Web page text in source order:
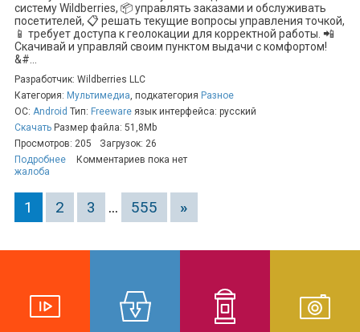
систему Wildberries, 📦 управлять заказами и обслуживать
посетителей, 📋 решать текущие вопросы управления точкой,
📱 требует доступа к геолокации для корректной работы. 📲
Скачивай и управляй своим пунктом выдачи с комфортом!
&#...
Разработчик: Wildberries LLC
Категория: Мультимедиа, подкатегория Разное
ОС: Android Тип: Freeware язык интерфейса: русский
Скачать Размер файла: 51,8Mb
Просмотров: 205
Загрузок: 26
Подробнее
Комментариев пока нет
жалоба
1 2 3 ... 555 »